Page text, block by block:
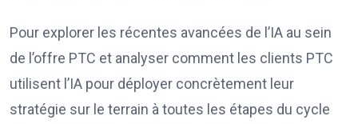
Pour explorer les récentes avancées de l’IA au sein
de l’offre PTC et analyser comment les clients PTC
utilisent l’IA pour déployer concrètement leur
stratégie sur le terrain à toutes les étapes du cycle